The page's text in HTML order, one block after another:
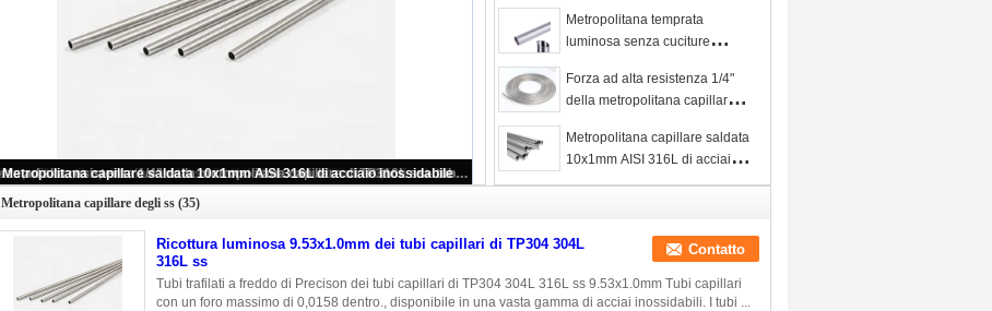
Ricottura luminosa 9.53x1.0mm dei tubi capillari di TP304 304L 316L ss
A269 304 di alta precisione ss
di 8x1mm
Metropolitana temprata
luminosa senza cuciture
inossidabile della
metropolitana capillare di 316
ss
Forza ad alta resistenza 1/4"
della metropolitana capillare di
cuciture trafilata a freddo
X0.035
Metropolitana capillare saldata
10x1mm AISI 316L di acciaio
inossidabile
Metropolitana capillare degli ss (35)
Ricottura luminosa 9.53x1.0mm dei tubi capillari di TP304 304L
316L ss
Contatto
Tubi trafilati a freddo di Precison dei tubi capillari di TP304 304L 316L ss 9.53x1.0mm Tubi capillari
con un foro massimo di 0,0158 dentro., disponibile in una vasta gamma di acciai inossidabili. I tubi ...